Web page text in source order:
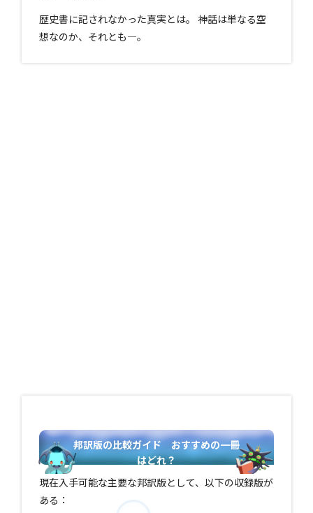
歴史書に記されなかった真実とは。 神話は単なる空
想なのか、それとも―。
邦訳版の比較ガイド おすすめの一冊
はどれ？
現在入手可能な主要な邦訳版として、以下の収録版が
ある：